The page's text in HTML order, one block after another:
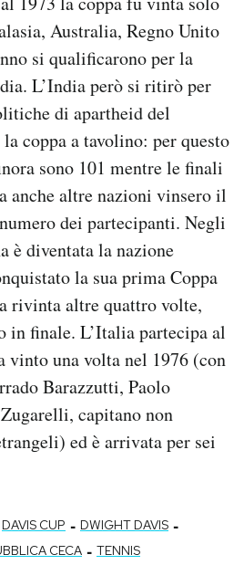
Australia, Regno Unito
si qualificarono per la
L’India però si ritirò per
di apartheid del
coppa a tavolino: per questo
sono 101 mentre le finali
anche altre nazioni vinsero il
dei partecipanti. Negli
è diventata la nazione
la sua prima Coppa
rivinta altre quattro volte,
in finale. L’Italia partecipa al
vinto una volta nel 1976 (con
Barazzutti, Paolo
capitano non
ed è arrivata per sei
DAVIS CUP - DWIGHT DAVIS -
CECA - TENNIS